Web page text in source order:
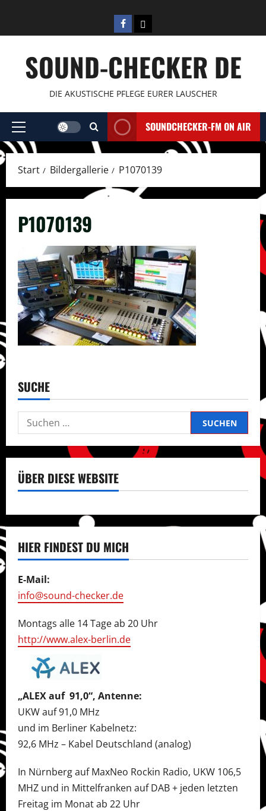
springen
Facebook
E-
SOUND-CHECKER DE
DIE AKUSTISCHE PFLEGE EURER LAUSCHER
Primäres
Menü
SOUNDCHECKER-FM ON AIR
Start Bildergallerie P1070139
P1070139
SUCHE
Suchen
nach:
ÜBER DIESE WEBSITE
HIER FINDEST DU MICH
E-Mail:
info@sound-checker.de
Montags alle 14 Tage ab 20 Uhr
http://www.alex-berlin.de
„ALEX auf 91,0“, Antenne:
UKW auf 91,0 MHz
und im Berliner Kabelnetz:
92,6 MHz – Kabel Deutschland (analog)
In Nürnberg auf MaxNeo Rockin Radio, UKW 106,5
MHZ und in Mittelfranken auf DAB + jeden letzten
Freitag im Monat ab 22 Uhr